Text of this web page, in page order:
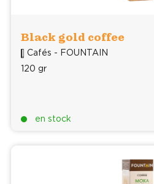
Black gold coffee
Cafés - FOUNTAIN
120 gr
en stock